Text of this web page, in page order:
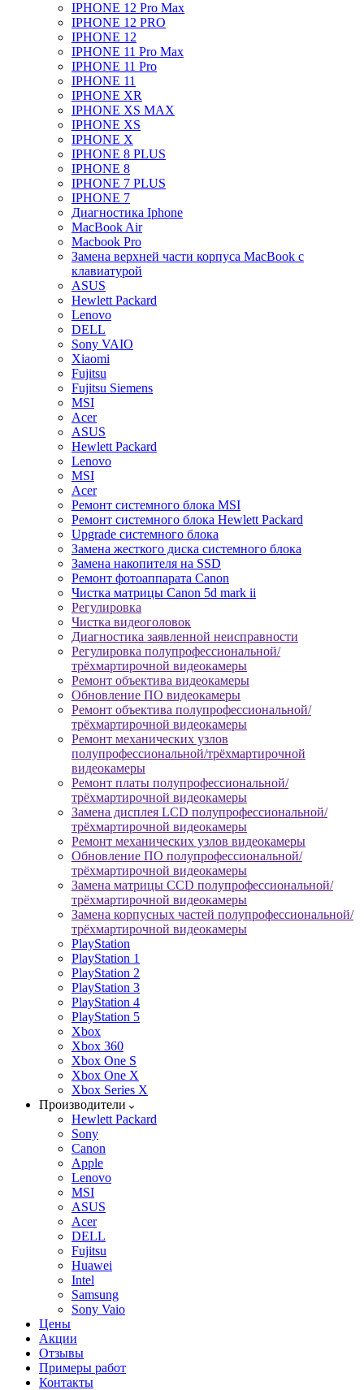
IPHONE 12 Pro Max
IPHONE 12 PRO
IPHONE 12
IPHONE 11 Pro Max
IPHONE 11 Pro
IPHONE 11
IPHONE XR
IPHONE XS MAX
IPHONE XS
IPHONE X
IPHONE 8 PLUS
IPHONE 8
IPHONE 7 PLUS
IPHONE 7
Диагностика Iphone
MacBook Air
Macbook Pro
Замена верхней части корпуса MacBook с
клавиатурой
ASUS
Hewlett Packard
Lenovo
DELL
Sony VAIO
Xiaomi
Fujitsu
Fujitsu Siemens
MSI
Acer
ASUS
Hewlett Packard
Lenovo
MSI
Acer
Ремонт системного блока MSI
Ремонт системного блока Hewlett Packard
Upgrade системного блока
Замена жесткого диска системного блока
Замена накопителя на SSD
Ремонт фотоаппарата Canon
Чистка матрицы Canon 5d mark ii
Регулировка
Чистка видеоголовок
Диагностика заявленной неисправности
Регулировка полупрофессиональной/
трёхмартирочной видеокамеры
Ремонт объектива видеокамеры
Обновление ПО видеокамеры
Ремонт объектива полупрофессиональной/
трёхмартирочной видеокамеры
Ремонт механических узлов
полупрофессиональной/трёхмартирочной
видеокамеры
Ремонт платы полупрофессиональной/
трёхмартирочной видеокамеры
Замена дисплея LCD полупрофессиональной/
трёхмартирочной видеокамеры
Ремонт механических узлов видеокамеры
Обновление ПО полупрофессиональной/
трёхмартирочной видеокамеры
Замена матрицы CCD полупрофессиональной/
трёхмартирочной видеокамеры
Замена корпусных частей полупрофессиональной/
трёхмартирочной видеокамеры
PlayStation
PlayStation 1
PlayStation 2
PlayStation 3
PlayStation 4
PlayStation 5
Xbox
Xbox 360
Xbox One S
Xbox One X
Xbox Series X
Производители
Hewlett Packard
Sony
Canon
Apple
Lenovo
MSI
ASUS
Acer
DELL
Fujitsu
Huawei
Intel
Samsung
Sony Vaio
Цены
Акции
Отзывы
Примеры работ
Контакты